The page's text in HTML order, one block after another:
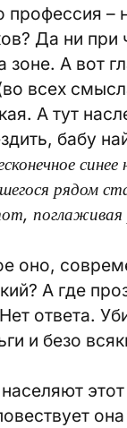
профессия –
Да ни
зоне. А вот
всех
А тут
бабу
рядом
оно,
А где
ответа.
и безо